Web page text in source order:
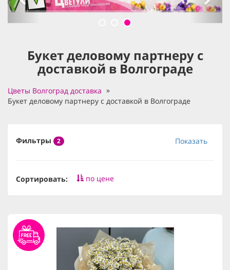
Букет деловому партнеру с
доставкой в Волгограде
Цветы Волгоград доставка
Букет деловому партнеру с доставкой в Волгограде
Фильтры 2 Показать
Сортировать: по цене